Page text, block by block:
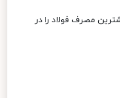
مصرف فولاد را در